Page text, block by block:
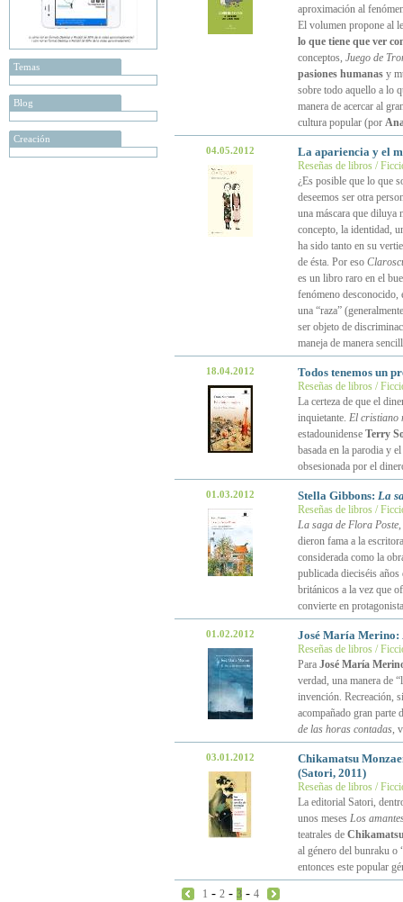
Temas
Blog
Creación
aproximación al
El volumen propone al
lo que tiene que ver
conceptos, Juego de
pasiones humanasy
sobre todo aquello a lo
manera de acercar al
cultura popular (por
04.05.2012 La apariencia y el
Reseñas de libros /
¿Es posible que lo que
deseemos ser otra
una máscara que diluya
concepto, la identidad,
ha sido tanto en su
de ésta. Por eso
es un libro raro en el
fenómeno desconocido,
una “raza”
ser objeto de
maneja de manera
18.04.2012 Todos tenemos un
Reseñas de libros /
La certeza de que el
inquietante. El cristiano
estadounidense Terry
basada en la parodia y
obsesionada por el
01.03.2012 Stella Gibbons: La
Reseñas de libros /
La saga de Flora Poste,
dieron fama a la
considerada como la
publicada dieciséis
británicos a la vez que
convierte en
01.02.2012 José María Merino:
Reseñas de libros /
Para José María
verdad, una manera de
invención. Recreación,
acompañado gran
de las horas contadas,
03.01.2012
Chikamatsu
(Satori, 2011)
Reseñas de libros /
La editorial Satori,
unos meses Los
teatrales de
al género del bunraku o
entonces este popular
1 - 2 - 3 - 4